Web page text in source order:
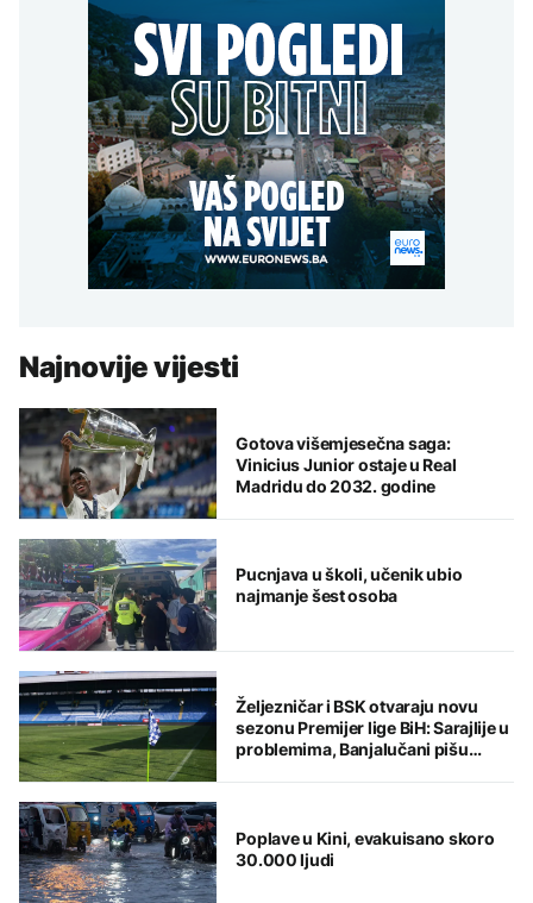
Najnovije vijesti
Gotova višemjesečna saga:
Vinicius Junior ostaje u Real
Madridu do 2032. godine
Pucnjava u školi, učenik ubio
najmanje šest osoba
Željezničar i BSK otvaraju novu
sezonu Premijer lige BiH: Sarajlije u
problemima, Banjalučani pišu
Poplave u Kini, evakuisano skoro
30.000 ljudi